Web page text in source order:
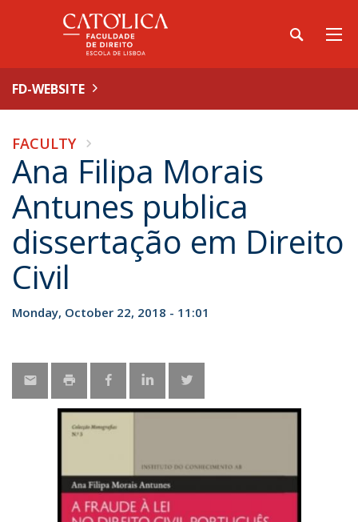
FD-WEBSITE
FACULTY
Ana Filipa Morais
Antunes publica
dissertação em Direito
Civil
Monday, October 22, 2018 - 11:01